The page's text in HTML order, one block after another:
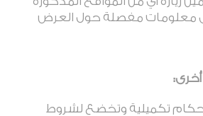
معلومات مفصلة حول العرض
تكميلية وتخضع لشروط